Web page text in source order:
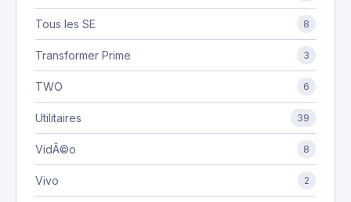
Tous les SE 8
Transformer Prime 3
TWO 6
Utilitaires 39
VidÃ©o 8
Vivo 2